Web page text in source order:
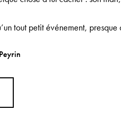
tout petit événement,